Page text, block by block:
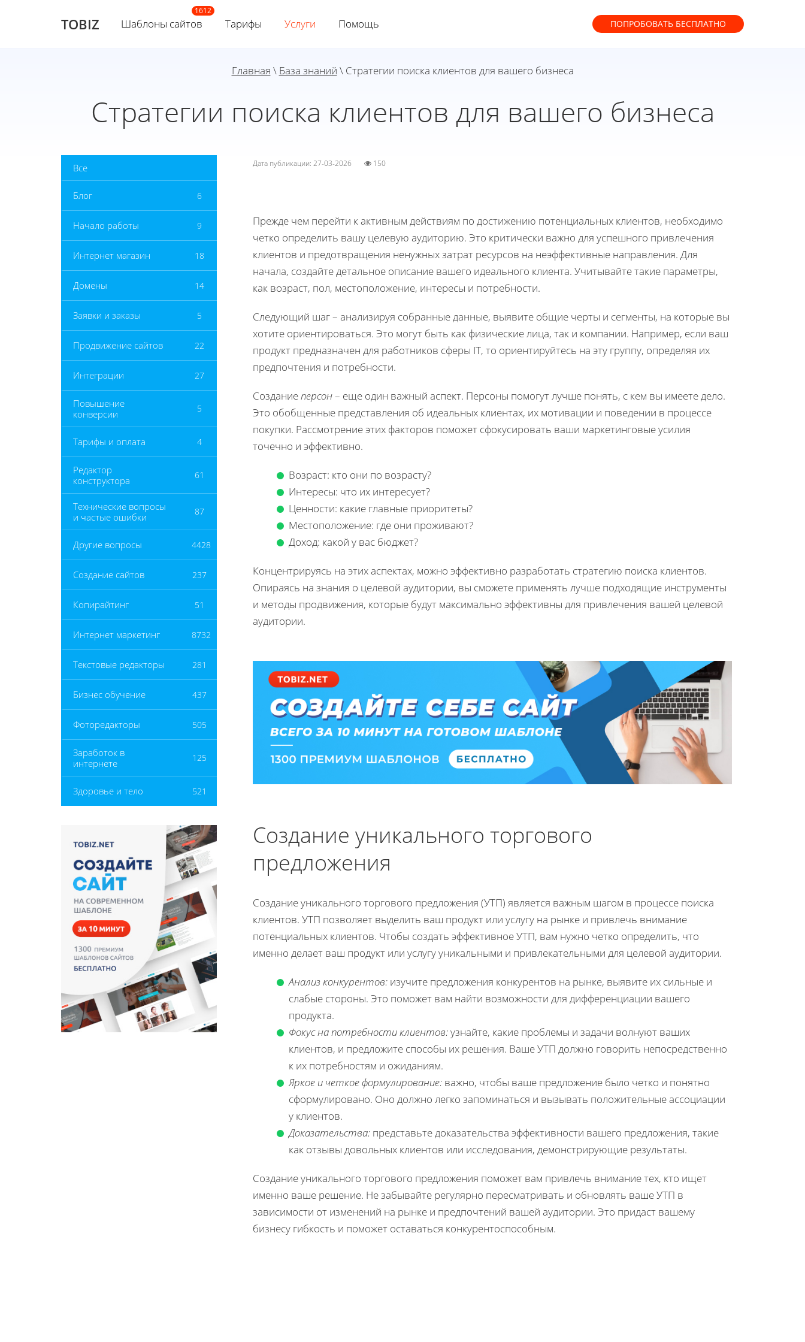
TOBIZ Шаблоны сайтов Тарифы Услуги Помощь ПОПРОБОВАТЬ БЕСПЛАТНО
Главная \ База знаний \ Стратегии поиска клиентов для вашего бизнеса
Стратегии поиска клиентов для вашего бизнеса
Все
Блог 6
Начало работы 9
Интернет магазин 18
Домены 14
Заявки и заказы 5
Продвижение сайтов 22
Интеграции 27
Повышение
конверсии
5
Тарифы и оплата 4
Редактор
конструктора
61
Технические вопросы
и частые ошибки
87
Другие вопросы 4428
Создание сайтов 237
Копирайтинг 51
Интернет маркетинг 8732
Текстовые редакторы 281
Бизнес обучение 437
Фоторедакторы 505
Заработок в
интернете
125
Здоровье и тело 521
Дата публикации: 27-03-2026 150
Прежде чем перейти к активным действиям по достижению потенциальных клиентов, необходимо
четко определить вашу целевую аудиторию. Это критически важно для успешного привлечения
клиентов и предотвращения ненужных затрат ресурсов на неэффективные направления. Для
начала, создайте детальное описание вашего идеального клиента. Учитывайте такие параметры,
как возраст, пол, местоположение, интересы и потребности.
Следующий шаг – анализируя собранные данные, выявите общие черты и сегменты, на которые вы
хотите ориентироваться. Это могут быть как физические лица, так и компании. Например, если ваш
продукт предназначен для работников сферы IT, то ориентируйтесь на эту группу, определяя их
предпочтения и потребности.
Созданиеперсон– еще один важный аспект. Персоны помогут лучше понять, с кем вы имеете дело.
Это обобщенные представления об идеальных клиентах, их мотивации и поведении в процессе
покупки. Рассмотрение этих факторов поможет сфокусировать ваши маркетинговые усилия
точечно и эффективно.
Возраст: кто они по возрасту?
Интересы: что их интересует?
Ценности: какие главные приоритеты?
Местоположение: где они проживают?
Доход: какой у вас бюджет?
Концентрируясь на этих аспектах, можно эффективно разработать стратегию поиска клиентов.
Опираясь на знания о целевой аудитории, вы сможете применять лучше подходящие инструменты
и методы продвижения, которые будут максимально эффективны для привлечения вашей целевой
аудитории.
Создание уникального торгового
предложения
Создание уникального торгового предложения (УТП) является важным шагом в процессе поиска
клиентов. УТП позволяет выделить ваш продукт или услугу на рынке и привлечь внимание
потенциальных клиентов. Чтобы создать эффективное УТП, вам нужно четко определить, что
именно делает ваш продукт или услугу уникальными и привлекательными для целевой аудитории.
Анализ конкурентов: изучите предложения конкурентов на рынке, выявите их сильные и
слабые стороны. Это поможет вам найти возможности для дифференциации вашего
продукта.
Фокус на потребности клиентов:узнайте, какие проблемы и задачи волнуют ваших
клиентов, и предложите способы их решения. Ваше УТП должно говорить непосредственно
к их потребностям и ожиданиям.
Яркое и четкое формулирование: важно, чтобы ваше предложение было четко и понятно
сформулировано. Оно должно легко запоминаться и вызывать положительные ассоциации
у клиентов.
Доказательства: представьте доказательства эффективности вашего предложения, такие
как отзывы довольных клиентов или исследования, демонстрирующие результаты.
Создание уникального торгового предложения поможет вам привлечь внимание тех, кто ищет
именно ваше решение. Не забывайте регулярно пересматривать и обновлять ваше УТП в
зависимости от изменений на рынке и предпочтений вашей аудитории. Это придаст вашему
бизнесу гибкость и поможет оставаться конкурентоспособным.